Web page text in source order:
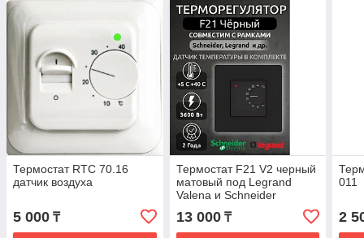
Термостат RTC 70.16
датчик воздуха
5 000 ₸
Термостат F21 V2 черный
матовый под Legrand
Valena и Schneider
13 000₸
011
2